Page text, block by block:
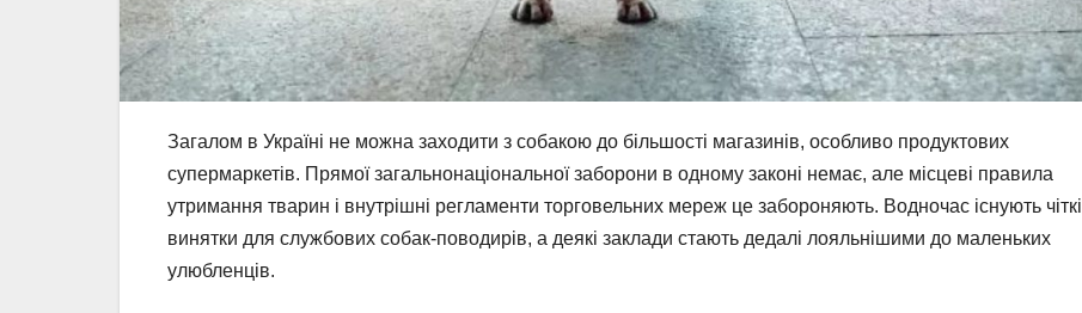
Загалом в Україні не можна заходити з собакою до більшості магазинів, особливо продуктових
супермаркетів. Прямої загальнонаціональної заборони в одному законі немає, але місцеві правила
утримання тварин і внутрішні регламенти торговельних мереж це забороняють. Водночас існують чіткі
винятки для службових собак-поводирів, а деякі заклади стають дедалі лояльнішими до маленьких
улюбленців.